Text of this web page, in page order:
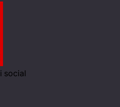
social